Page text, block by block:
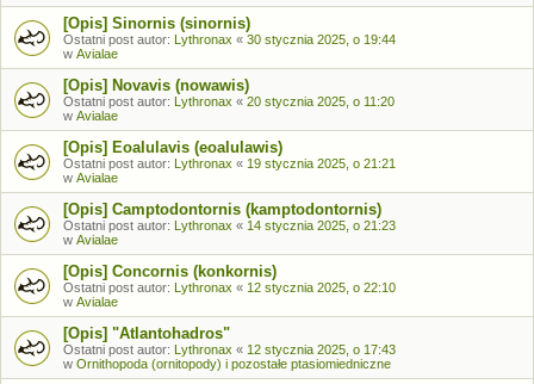
[Opis] Sinornis (sinornis)
Ostatni post autor: Lythronax « 30 stycznia 2025, o 19:44
w Avialae
[Opis] Novavis (nowawis)
Ostatni post autor: Lythronax « 20 stycznia 2025, o 11:20
w Avialae
[Opis] Eoalulavis (eoalulawis)
Ostatni post autor: Lythronax « 19 stycznia 2025, o 21:21
w Avialae
[Opis] Camptodontornis (kamptodontornis)
Ostatni post autor: Lythronax « 14 stycznia 2025, o 21:23
w Avialae
[Opis] Concornis (konkornis)
Ostatni post autor: Lythronax « 12 stycznia 2025, o 22:10
w Avialae
[Opis] "Atlantohadros"
Ostatni post autor: Lythronax « 12 stycznia 2025, o 17:43
w Ornithopoda (ornitopody) i pozostałe ptasiomiedniczne